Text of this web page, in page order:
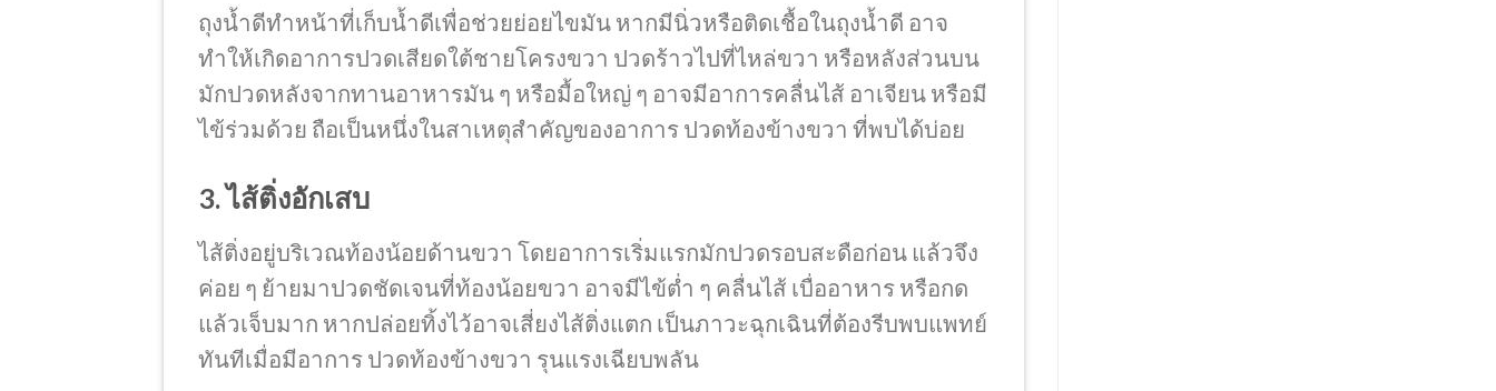
ถุงน้ำดีทำหน้าที่เก็บน้ำดีเพื่อช่วยย่อยไขมัน หากมีนิ่วหรือติดเชื้อในถุงน้ำดี อาจ
ทำให้เกิดอาการปวดเสียดใต้ชายโครงขวา ปวดร้าวไปที่ไหล่ขวา หรือหลังส่วนบน
มักปวดหลังจากทานอาหารมัน ๆ หรือมื้อใหญ่ ๆ อาจมีอาการคลื่นไส้ อาเจียน หรือมี
ไข้ร่วมด้วย ถือเป็นหนึ่งในสาเหตุสำคัญของอาการ ปวดท้องข้างขวา ที่พบได้บ่อย
3. ไส้ติ่งอักเสบ
ไส้ติ่งอยู่บริเวณท้องน้อยด้านขวา โดยอาการเริ่มแรกมักปวดรอบสะดือก่อน แล้วจึง
ค่อย ๆ ย้ายมาปวดชัดเจนที่ท้องน้อยขวา อาจมีไข้ต่ำ ๆ คลื่นไส้ เบื่ออาหาร หรือกด
แล้วเจ็บมาก หากปล่อยทิ้งไว้อาจเสี่ยงไส้ติ่งแตก เป็นภาวะฉุกเฉินที่ต้องรีบพบแพทย์
ทันทีเมื่อมีอาการ ปวดท้องข้างขวา รุนแรงเฉียบพลัน